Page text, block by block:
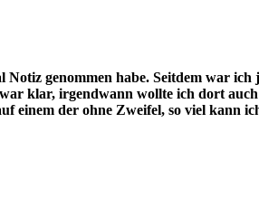
genommen habe. Seitdem war
klar, irgendwann wollte ich dort
einem der ohne Zweifel, so viel kann